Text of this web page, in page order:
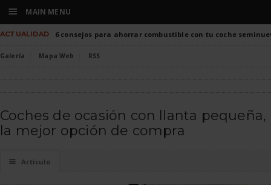
ACTUALIDAD 6 consejos para ahorrar combustible con tu coche
Galería Mapa Web RSS
Coches de ocasión con llanta pequeña,
la mejor opción de compra
☰ Artículo
☰ MAIN MENU